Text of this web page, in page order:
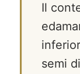
Il
semi